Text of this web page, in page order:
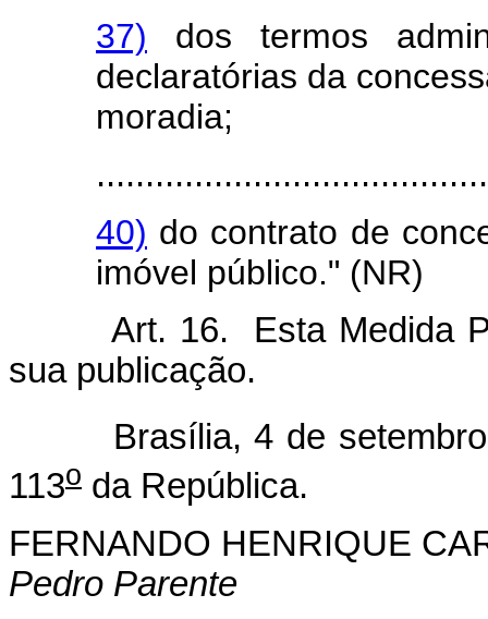
37) dos termos
declaratórias da
moradia;
40) do contrato de
imóvel público." (NR)
Art. 16. Esta Medida
sua publicação.
Brasília, 4 de setembro
113o da República.
FERNANDO HENRIQUE
Pedro Parente